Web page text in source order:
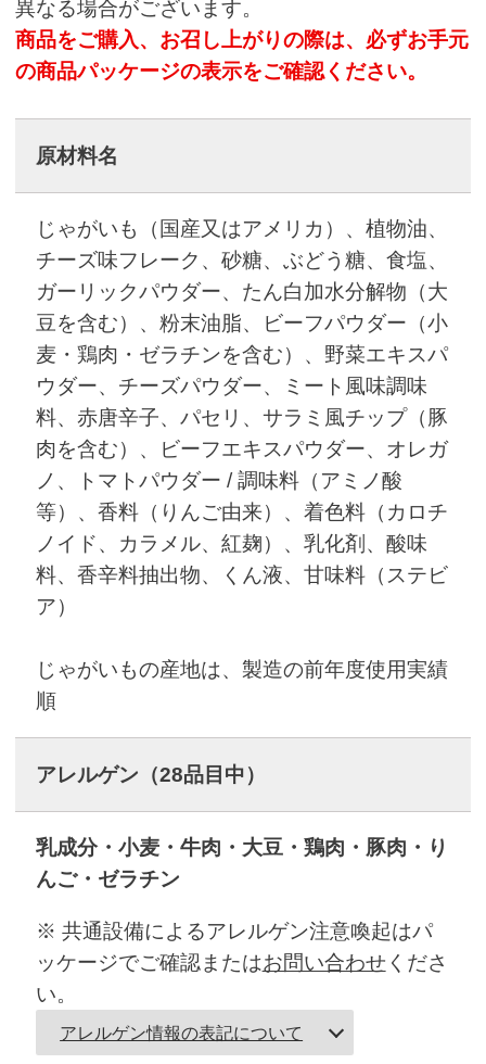
異なる場合がございます。
商品をご購入、お召し上がりの際は、必ずお手元
の商品パッケージの表示をご確認ください。
原材料名
じゃがいも（国産又はアメリカ）、植物油、
チーズ味フレーク、砂糖、ぶどう糖、食塩、
ガーリックパウダー、たん白加水分解物（大
豆を含む）、粉末油脂、ビーフパウダー（小
麦・鶏肉・ゼラチンを含む）、野菜エキスパ
ウダー、チーズパウダー、ミート風味調味
料、赤唐辛子、パセリ、サラミ風チップ（豚
肉を含む）、ビーフエキスパウダー、オレガ
ノ、トマトパウダー / 調味料（アミノ酸
等）、香料（りんご由来）、着色料（カロチ
ノイド、カラメル、紅麹）、乳化剤、酸味
料、香辛料抽出物、くん液、甘味料（ステビ
ア）
じゃがいもの産地は、製造の前年度使用実績
順
アレルゲン （28品目中）
乳成分・小麦・牛肉・大豆・鶏肉・豚肉・り
んご・ゼラチン
※ 共通設備によるアレルゲン注意喚起はパ
ッケージでご確認またはお問い合わせ くださ
い。
アレルゲン情報の表記について